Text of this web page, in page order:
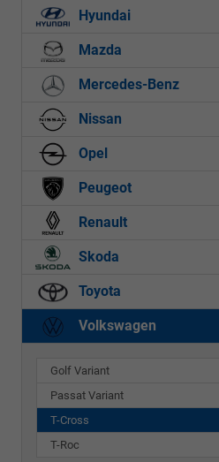
Hyundai
Mazda
Mercedes-Benz
Nissan
Opel
Peugeot
Renault
Skoda
Toyota
Volkswagen
Golf Variant
Passat Variant
T-Cross
T-Roc